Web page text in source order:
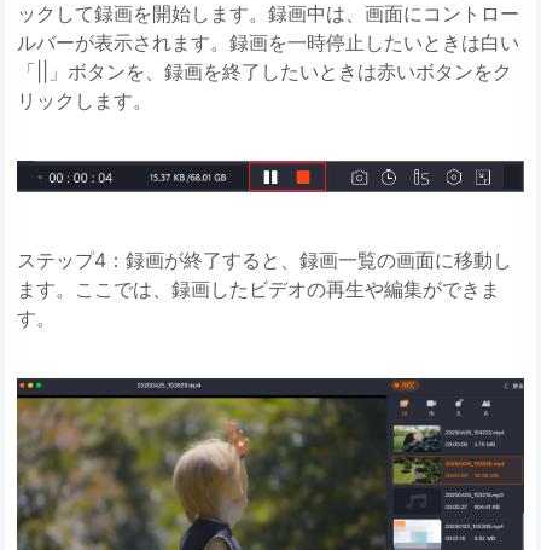
ックして録画を開始します。録画中は、画面にコントロー
ルバーが表示されます。録画を一時停止したいときは白い
「||」ボタンを、録画を終了したいときは赤いボタンをク
リックします。
ステップ4：録画が終了すると、録画一覧の画面に移動し
ます。ここでは、録画したビデオの再生や編集ができま
す。